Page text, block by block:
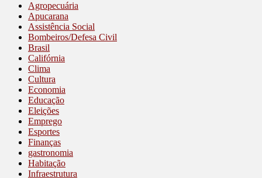
Agropecuária
Apucarana
Assistência Social
Bombeiros/Defesa Civil
Brasil
Califórnia
Clima
Cultura
Economia
Educação
Eleições
Emprego
Esportes
Finanças
gastronomia
Habitação
Infraestrutura